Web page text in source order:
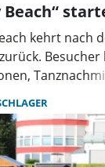
kehrt nach
Den Auftakt
– Die Band“.